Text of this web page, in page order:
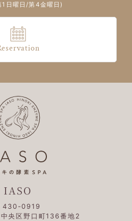
1日曜日/第4金曜日)
IASO
430-0919
央区野口町136番地2